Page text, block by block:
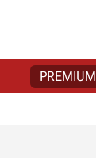
PREMIUM